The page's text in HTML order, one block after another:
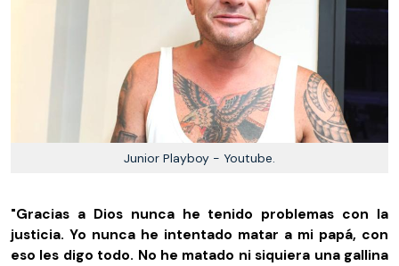
Junior Playboy - Youtube.
"Gracias a Dios nunca he tenido problemas con la
justicia. Yo nunca he intentado matar a mi papá, con
eso les digo todo. No he matado ni siquiera una gallina